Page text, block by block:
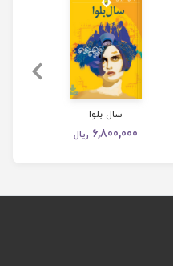
سال بلوا
6,800,000 ریال
قبلی